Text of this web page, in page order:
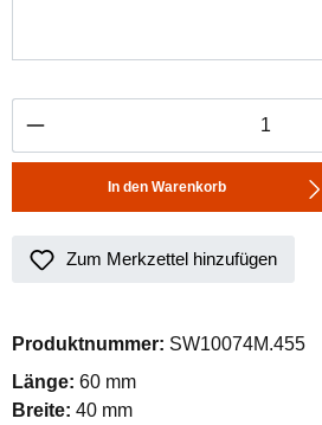
Produkt Anzahl: Gib den
In den Warenkorb
Zum Merkzettel hinzufügen
Produktnummer: SW10074M.455
Länge: 60 mm
Breite: 40 mm